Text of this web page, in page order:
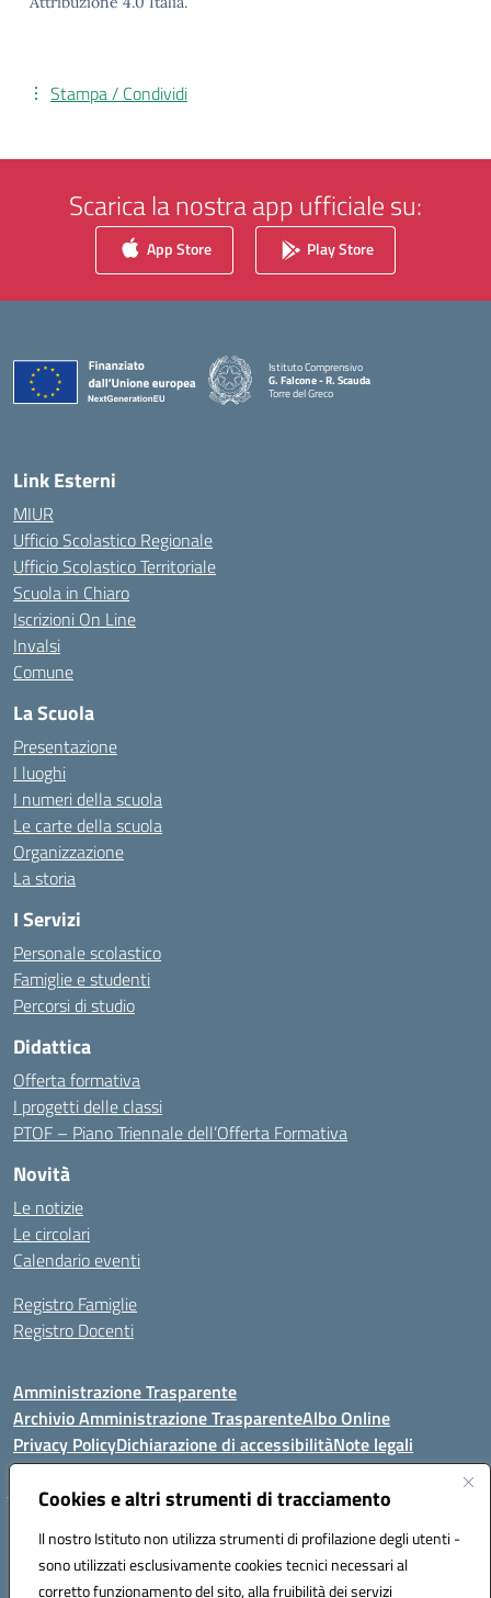
Cookies e altri strumenti di tracciamento
Il nostro Istituto non utilizza strumenti di profilazione degli utenti -
sono utilizzati esclusivamente cookies tecnici necessari al
corretto funzionamento del sito, alla fruibilità dei servizi
Stampa / Condividi
Scarica la nostra app ufficiale su:
App Store Play Store
Istituto Comprensivo
G. Falcone - R. Scauda
Torre del Greco
Link Esterni
MIUR
Ufficio Scolastico Regionale
Ufficio Scolastico Territoriale
Scuola in Chiaro
Iscrizioni On Line
Invalsi
Comune
La Scuola
Presentazione
I luoghi
I numeri della scuola
Le carte della scuola
Organizzazione
La storia
I Servizi
Personale scolastico
Famiglie e studenti
Percorsi di studio
Didattica
Offerta formativa
I progetti delle classi
PTOF – Piano Triennale dell’Offerta Formativa
Novità
Le notizie
Le circolari
Calendario eventi
Registro Famiglie
Registro Docenti
Amministrazione Trasparente
Archivio Amministrazione TrasparenteAlbo Online
Privacy PolicyDichiarazione di accessibilitàNote legali
Istituto Comprensivo Statale
Via Cupa Campanariello, 5 - 80059, Torre del Greco (NA)